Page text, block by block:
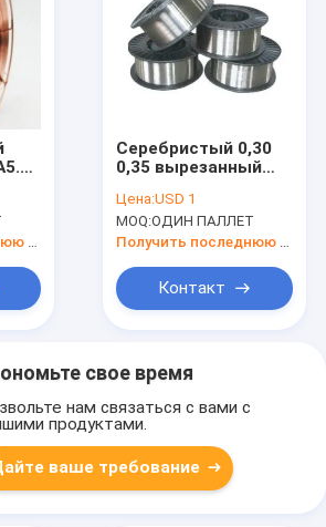
Получить последнюю цену
Серебристый 0,30
0,35 вырезанный
потоком провод
дуговой сварки с
газом AWS A5.22
Цена:USD 1
MOQ:ОДИН ПАЛЛЕТ
Получить последнюю цену
Контакт
свое время
нам связаться с вами с
продуктами.
ваше требование